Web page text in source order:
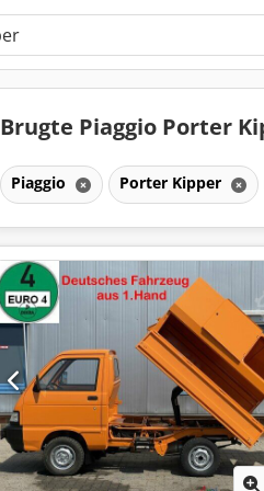
Brugte Piaggio Porter
Piaggio Porter Kipper